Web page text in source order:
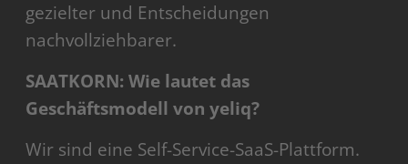
gezielter und Entscheidungen
nachvollziehbarer.
SAATKORN: Wie lautet das
Geschäftsmodell von yeliq?
Wir sind eine Self-Service-SaaS-Plattform.